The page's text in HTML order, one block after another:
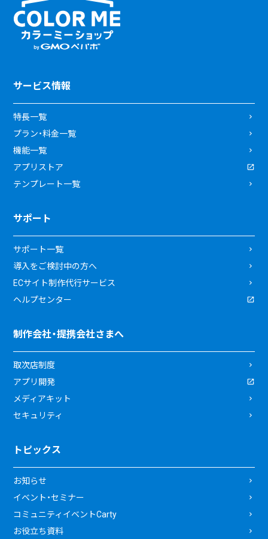
サービス情報
特長一覧
プラン・料金一覧
機能一覧
アプリストア
テンプレート一覧
サポート
サポート一覧
導入をご検討中の方へ
ECサイト制作代行サービス
ヘルプセンター
制作会社・提携会社さまへ
取次店制度
アプリ開発
メディアキット
セキュリティ
トピックス
お知らせ
イベント・セミナー
コミュニティイベントCarty
お役立ち資料